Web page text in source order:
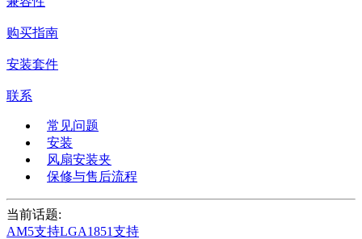
购买指南
安装套件
联系
常见问题
安装
风扇安装夹
保修与售后流程
当前话题:
AM5支持LGA1851支持